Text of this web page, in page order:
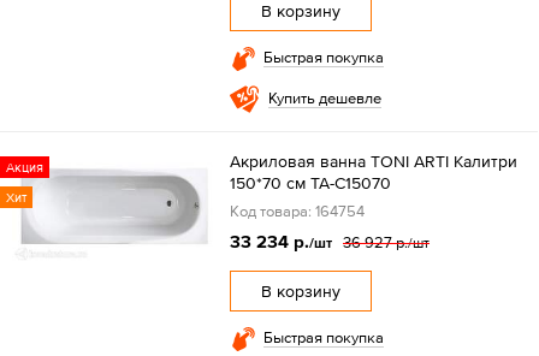
В корзину
Быстрая покупка
Купить дешевле
Акция
Хит
Акриловая ванна TONI ARTI Калитри
150*70 см TA-C15070
Код товара: 164754
33 234 р./шт 36 927 р./шт
В корзину
Быстрая покупка